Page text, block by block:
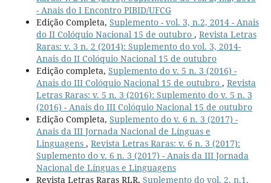
- Anais do I Encontro PIBID/UFCG
Edição Completa, Suplemento - vol. 3, n.2, 2014 - Anais
do II Colóquio Nacional 15 de outubro , Revista Letras
Raras: v. 3 n. 2 (2014): Suplemento do vol. 3, 2014-
Anais do II Colóquio Nacional 15 de outubro
Edição completa, Suplemento do v. 5 n. 3 (2016) -
Anais do III Colóquio Nacional 15 de outubro , Revista
Letras Raras: v. 5 n. 3 (2016): Suplemento do v. 5 n. 3
(2016) - Anais do III Colóquio Nacional 15 de outubro
Edição Completa, Suplemento do v. 6 n. 3 (2017) -
Anais da III Jornada Nacional de Línguas e
Linguagens , Revista Letras Raras: v. 6 n. 3 (2017):
Suplemento do v. 6 n. 3 (2017) - Anais da III Jornada
Nacional de Línguas e Linguagens
Revista Letras Raras RLR, Suplemento do vol. 2, n.1,